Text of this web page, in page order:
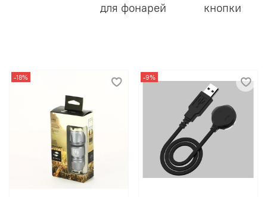
для фонарей
кнопки
-18% -9%